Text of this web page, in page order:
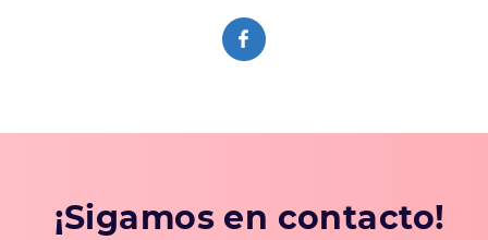
¡Sigamos en contacto!